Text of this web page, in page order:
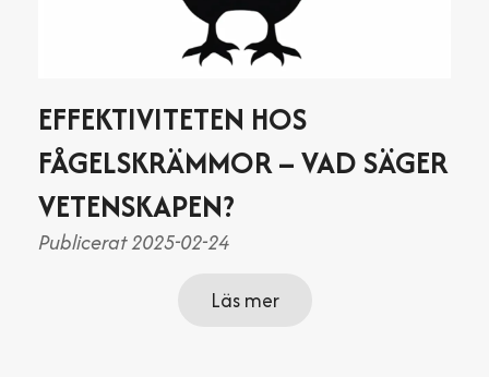
EFFEKTIVITETEN HOS
FÅGELSKRÄMMOR – VAD SÄGER
VETENSKAPEN?
Publicerat 2025-02-24
Läs mer